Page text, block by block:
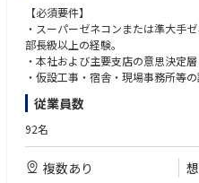
5. マネジメント職（チームリーダ
顧客からの技術問い合わせ対応、
本社開発部門との橋渡し役
6. 営業・カスタマーサクセス・コ
技術知識を活かしたソリューショ
顧客の生産性改善や新技術導入支援
ハウスメーカーをバックボーンに
ービングハウスを展開されており
育所などに活用されております。
今後、大型工事案件の獲得に向け
主要支店トップ層に対するトップ
をになって頂きます。
ゼネコンリレーションのオーナー
し、案件情報の早期取得および受
役割をお任せいたします。
【必須要件】
・スーパーゼネコンまたは準大手
部長級以上の経験。
・本社および主要支店の意思決定層
・仮設工事・宿舎・現場事務所等の
【歓迎要件】
・競合（積水ハウス等のユニット
・建設業界内での顧問・アドバイザ
・全国規模でのアカウント開拓経
従業員数
92名
複数あり